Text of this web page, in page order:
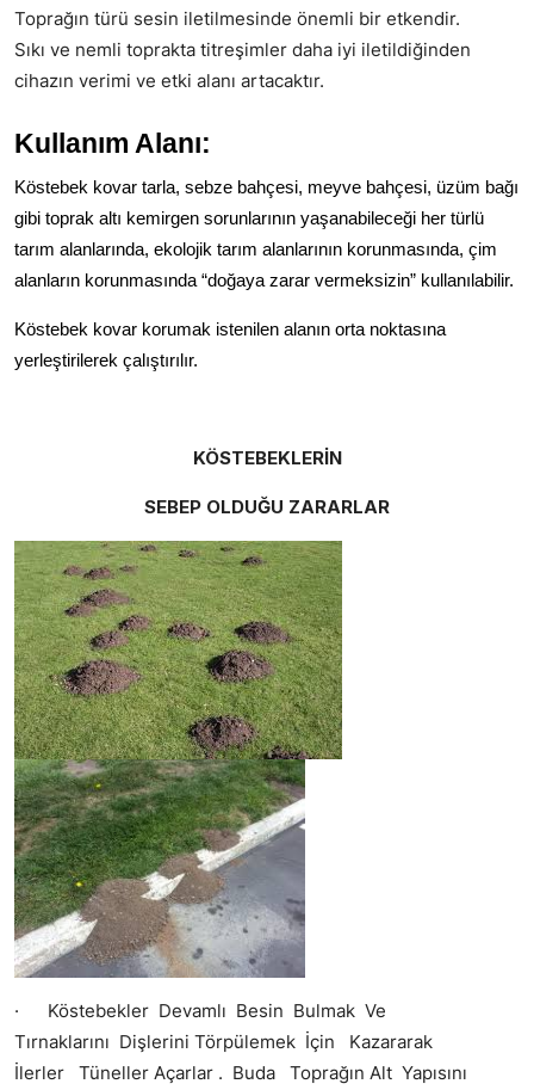
Toprağın türü sesin iletilmesinde önemli bir etkendir.
Sıkı ve nemli toprakta titreşimler daha iyi iletildiğinden
cihazın verimi ve etki alanı artacaktır.
Kullanım Alanı:
Köstebek kovar tarla, sebze bahçesi, meyve bahçesi, üzüm bağı
gibi toprak altı kemirgen sorunlarının yaşanabileceği her türlü
tarım alanlarında, ekolojik tarım alanlarının korunmasında, çim
alanların korunmasında “doğaya zarar vermeksizin” kullanılabilir.
Köstebek kovar korumak istenilen alanın orta noktasına
yerleştirilerek çalıştırılır.
KÖSTEBEKLERİN
SEBEP OLDUĞU ZARARLAR
· Köstebekler Devamlı Besin Bulmak Ve
Tırnaklarını Dişlerini Törpülemek İçin Kazararak
İlerler Tüneller Açarlar . Buda Toprağın Alt Yapısını